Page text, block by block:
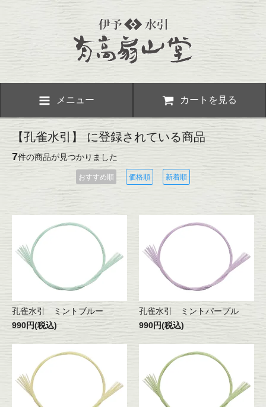
メニュー カートを見る
【孔雀水引】 に登録されている商品
7件の商品が見つかりました
おすすめ順 価格順 新着順
孔雀水引 ミントブルー
990円(税込)
孔雀水引 ミントパープル
990円(税込)